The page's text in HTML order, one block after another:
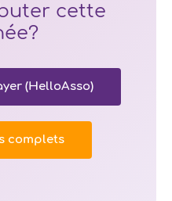
cette
(HelloAsso)
complets